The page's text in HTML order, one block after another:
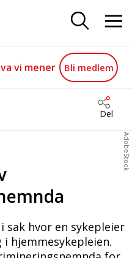
vi mener Bli medlem
Del
AdobeStock
sak hvor en sykepleier
hjemmesykepleien.